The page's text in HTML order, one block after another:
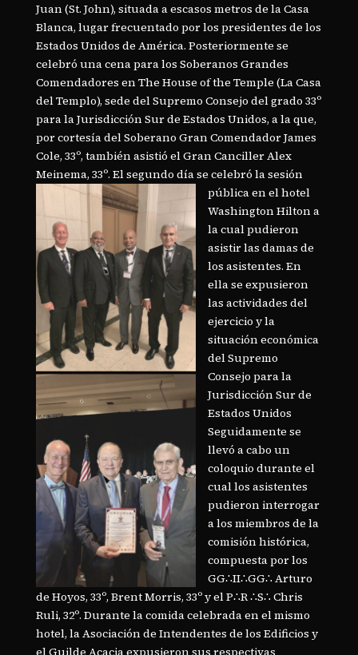
Juan (St. John), situada a escasos metros de la Casa
Blanca, lugar frecuentado por los presidentes de los
Estados Unidos de América. Posteriormente se
celebró una cena para los Soberanos Grandes
Comendadores en The House of the Temple (La Casa
del Templo), sede del Supremo Consejo del grado 33º
para la Jurisdicción Sur de Estados Unidos, a la que,
por cortesía del Soberano Gran Comendador James
Cole, 33º, también asistió el Gran Canciller Alex
Meinema, 33º. El segundo día se celebró la sesión
pública en el hotel
Washington Hilton a
la cual pudieron
asistir las damas de
los asistentes. En
ella se expusieron
las actividades del
ejercicio y la
situación económica
del Supremo
Consejo para la
Jurisdicción Sur de
Estados Unidos
Seguidamente se
llevó a cabo un
coloquio durante el
cual los asistentes
pudieron interrogar
a los miembros de la
comisión histórica,
compuesta por los
GG∴II∴GG∴ Arturo
de Hoyos, 33º, Brent Morris, 33º y el P∴R ∴S∴ Chris
Ruli, 32º. Durante la comida celebrada en el mismo
hotel, la Asociación de Intendentes de los Edificios y